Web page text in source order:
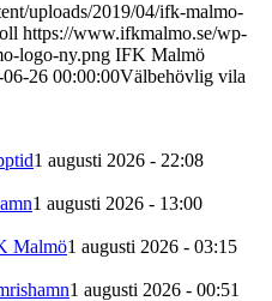
uploads/2019/04/ifk-malmo-
https://www.ifkmalmo.se/wp-
logo-ny.png IFK Malmö
06-26 00:00:00Välbehövlig vila
1 augusti 2026 - 22:08
1 augusti 2026 - 13:00
Malmö1 augusti 2026 - 03:15
1 augusti 2026 - 00:51